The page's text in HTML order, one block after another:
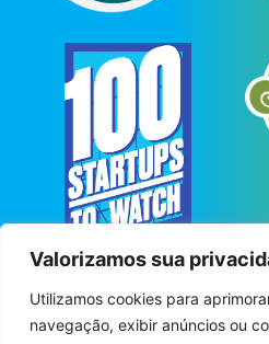
Valorizamos sua
Utilizamos cookies para
navegação, exibir anúncios ou